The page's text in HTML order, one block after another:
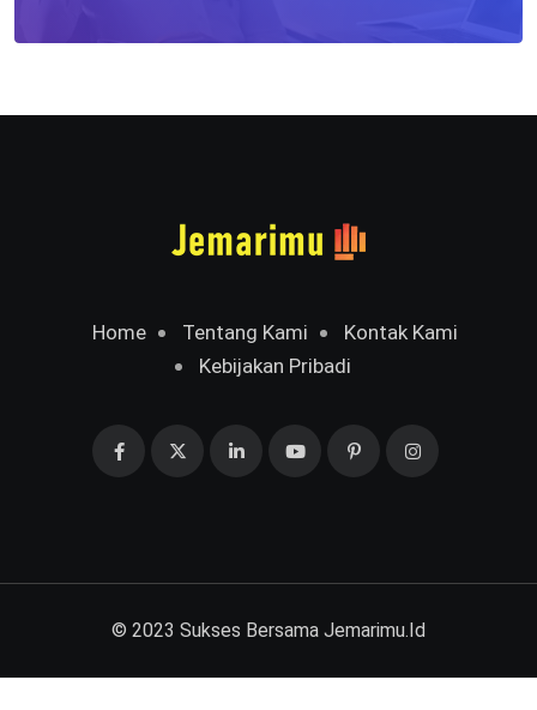
Home Tentang Kami
Kontak Kami
Kebijakan Pribadi
© 2023 Sukses Bersama Jemarimu.Id